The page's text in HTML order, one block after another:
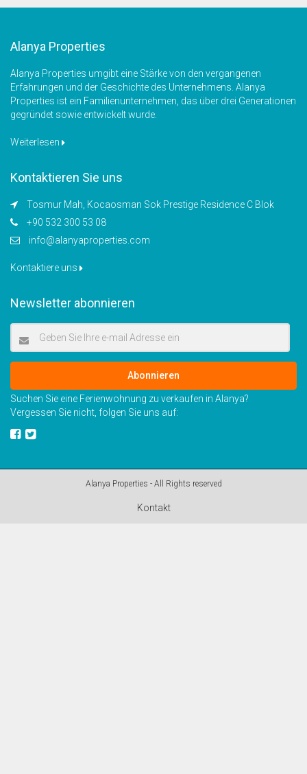
Alanya Properties
Alanya Properties umgibt eine Stärke von den vergangenen
Erfahrungen und der Geschichte des Unternehmens. Alanya
Properties ist ein Familienunternehmen, das über drei Generationen
gegründet sowie entwickelt wurde.
Weiterlesen
Kontaktieren Sie uns
Tosmur Mah, Kocaosman Sok Prestige Residence C Blok
+90 532 300 53 08
info@alanyaproperties.com
Kontaktiere uns
Newsletter abonnieren
Abonnieren
Suchen Sie eine Ferienwohnung zu verkaufen in Alanya?
Vergessen Sie nicht, folgen Sie uns auf:
Alanya Properties - All Rights reserved
Kontakt